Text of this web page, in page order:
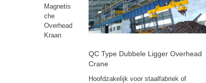
Magnetis
che
Overhead
Kraan
QC Type Dubbele Ligger Overhead
Crane
Hoofdzakelijk voor staalfabriek of